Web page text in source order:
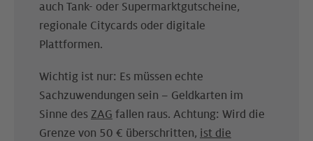
auch Tank- oder Supermarktgutscheine,
regionale Citycards oder digitale
Plattformen.
Wichtig ist nur: Es müssen echte
Sachzuwendungen sein – Geldkarten im
Sinne des ZAG fallen raus. Achtung: Wird die
Grenze von 50 € überschritten, ist die